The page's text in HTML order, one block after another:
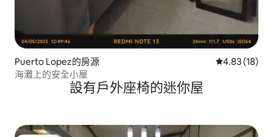
Puerto Lopez的房源 從 18 則評價
4.83 (18)
海灘上的安全小屋
設有戶外座椅的迷你屋